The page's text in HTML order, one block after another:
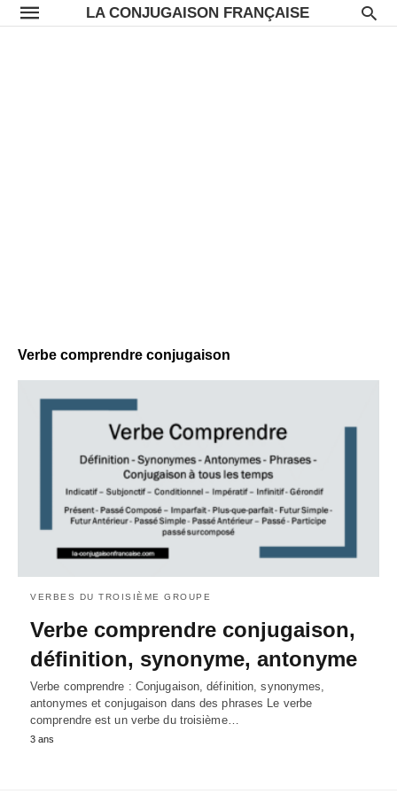
LA CONJUGAISON FRANÇAISE
Verbe comprendre conjugaison
VERBES DU TROISIÈME GROUPE
Verbe comprendre conjugaison,
définition, synonyme, antonyme
Verbe comprendre : Conjugaison, définition, synonymes,
antonymes et conjugaison dans des phrases Le verbe
comprendre est un verbe du troisième…
3 ans